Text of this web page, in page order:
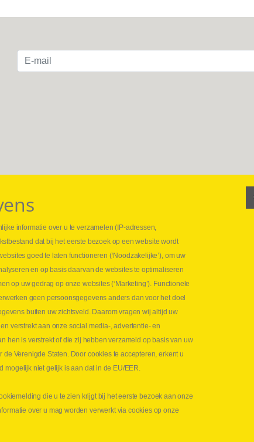
⏳ Laatste maand
⏳ Laatste kans voor onze
snelkoppelingen!
1 juni 2026
Lees meer NL
informatie over u te verzamelen (IP-adressen,
dat bij het eerste bezoek op een website wordt
goed te laten functioneren (‘Noodzakelijke’), om uw
en op basis daarvan de websites te optimaliseren
op uw gedrag op onze websites (‘Marketing’). Functionele
geen persoonsgegevens anders dan voor het doel
buiten uw zichtsveld. Daarom vragen wij altijd uw
verstrekt aan onze social media-, advertentie- en
hen is verstrekt of die zij hebben verzameld op basis van uw
Verenigde Staten. Door cookies te accepteren, erkent u
mogelijk niet gelijk is aan dat in de EU/EER.
die u te zien krijgt bij het eerste bezoek aan onze
over u mag worden verwerkt via cookies op onze